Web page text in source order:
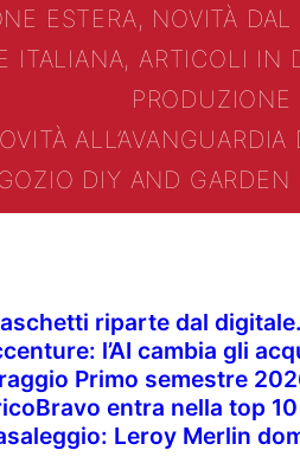
ESTERA, NOVITÀ
ITALIANA, ARTICOLI IN
PRODUZIONE
DIY AND GARDEN
riparte dal
l’AI cambia gli
Primo semestre
entra nella top
Leroy Merlin